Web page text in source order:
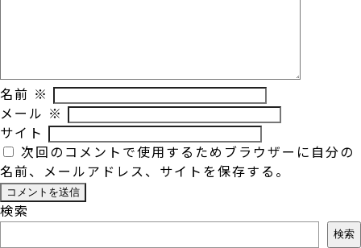
名前 ※
メール ※
サイト
次回のコメントで使用するためブラウザーに自分の
名前、メールアドレス、サイトを保存する。
検索
検索